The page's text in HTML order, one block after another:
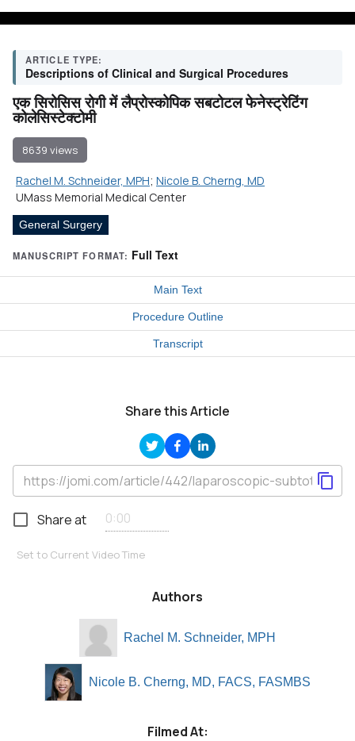
ARTICLE TYPE:
Descriptions of Clinical and Surgical Procedures
एक सिरोसिस रोगी में लैप्रोस्कोपिक सबटोटल फेनेस्ट्रेटिंग
कोलेसिस्टेक्टोमी
8639 views
Rachel M. Schneider, MPH; Nicole B. Cherng, MD
UMass Memorial Medical Center
General Surgery
MANUSCRIPT FORMAT: Full Text
Main Text
Procedure Outline
Transcript
Share this Article
Share at
Set to Current Video Time
Authors
Rachel M. Schneider, MPH
Nicole B. Cherng, MD, FACS, FASMBS
Filmed At: